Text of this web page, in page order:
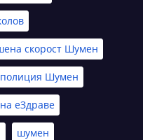
скорост Шумен
Шумен
еЗдраве
шумен